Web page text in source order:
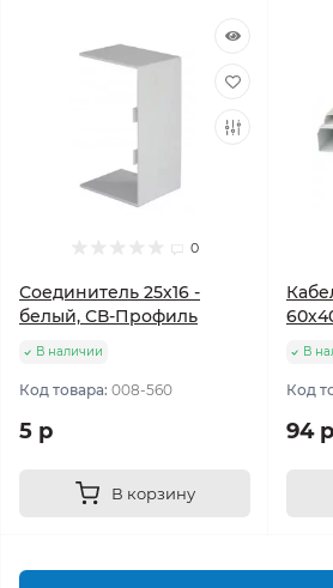
0
Соединитель 25х16 -
белый, СВ-Профиль
В наличии
Код товара: 008-560
5 р
В корзину
В
Код
94 р